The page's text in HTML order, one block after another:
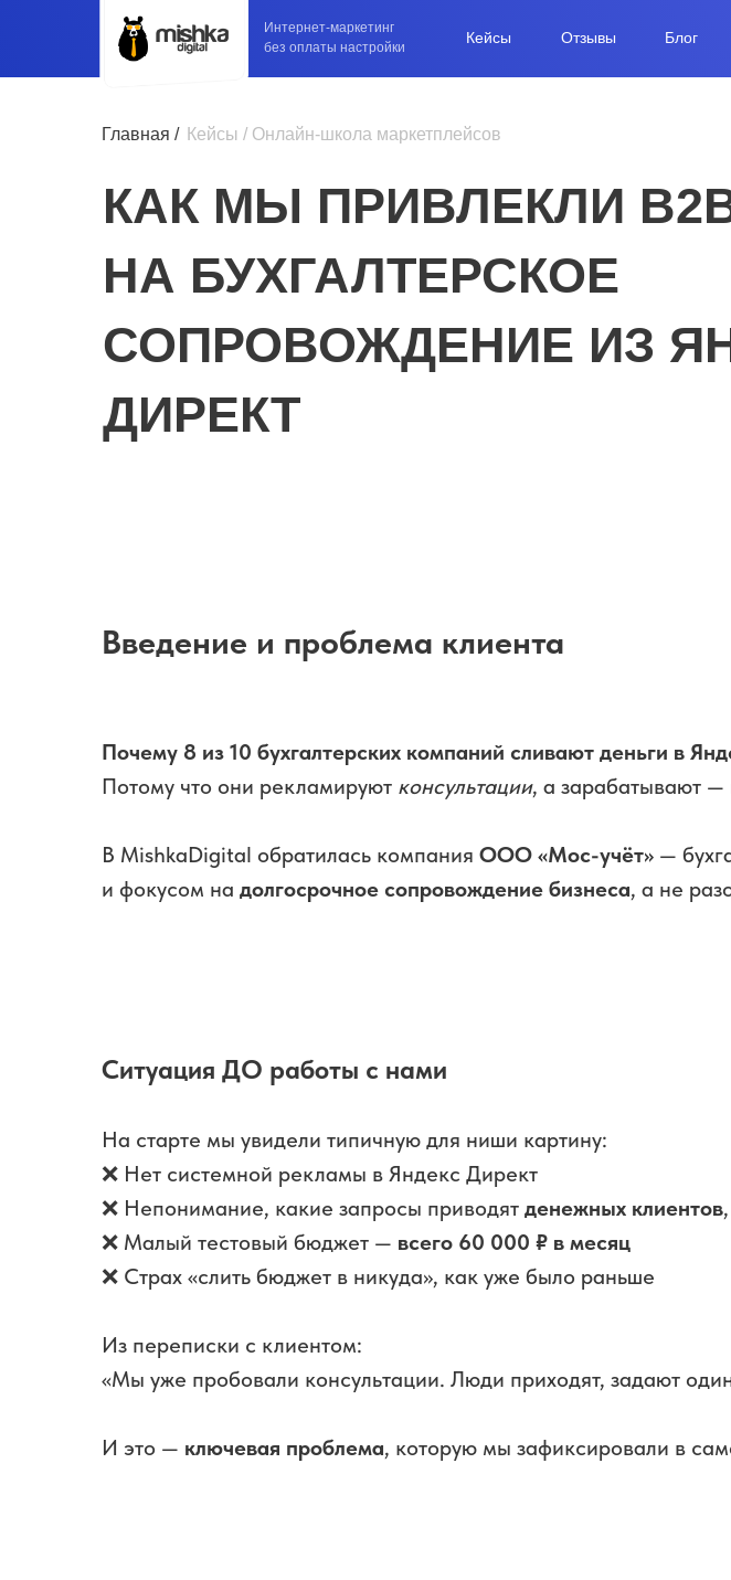
Кейсы Отзывы Блог
Интернет-маркетинг
без оплаты настройки
КАК МЫ ПРИВЛЕКЛИ
НА БУХГАЛТЕРСКОЕ
СОПРОВОЖДЕНИЕ ИЗ
ДИРЕКТ
Кейсы / Онлайн-школа маркетплейсов
Главная /
Введение и проблема клиента
Почему 8 из 10 бухгалтерских компаний сливают деньги в
Потому что они рекламируют консультации, а зарабатывают —
В MishkaDigital обратилась компания ООО «Мос-учёт» —
и фокусом на долгосрочное сопровождение бизнеса, а не
Ситуация ДО работы с нами
На старте мы увидели типичную для ниши картину:
❌ Нет системной рекламы в Яндекс Директ
❌ Непонимание, какие запросы приводят денежных клиентов
❌ Малый тестовый бюджет — всего 60 000 ₽ в месяц
❌ Страх «слить бюджет в никуда», как уже было раньше
Из переписки с клиентом:
«Мы уже пробовали консультации. Люди приходят, задают
И это — ключевая проблема, которую мы зафиксировали в